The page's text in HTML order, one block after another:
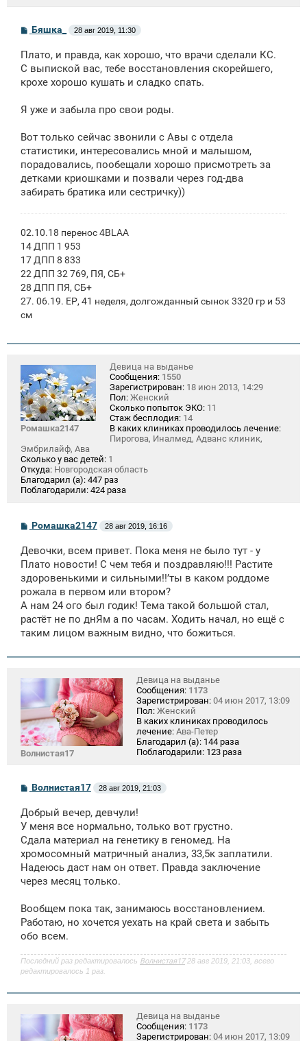
С
о
б
щ
н
Бяшка_ 28 авг 2019, 11:30
Плато, и правда, как хорошо, что врачи сделали КС.
С выпиской вас, тебе восстановления скорейшего,
крохе хорошо кушать и сладко спать.
Я уже и забыла про свои роды.
Вот только сейчас звонили с Авы с отдела
статистики, интересовались мной и малышом,
порадовались, пообещали хорошо присмотреть за
детками криошками и позвали через год-два
забирать братика или сестричку))
02.10.18 перенос 4BLAA
14 ДПП 1 953
17 ДПП 8 833
22 ДПП 32 769, ПЯ, СБ+
28 ДПП ПЯ, СБ+
27. 06.19. ЕР, 41 неделя, долгожданный сынок 3320 гр и 53
см
Ромашка2147
Девица на выданье
Сообщения: 1550
Зарегистрирован: 18 июн 2013, 14:29
Пол: Женский
Сколько попыток ЭКО: 11
Стаж бесплодия: 14
В каких клиниках проводилось лечение:
Пирогова, Иналмед, Адванс клиник,
Эмбрилайф, Ава
Сколько у вас детей: 1
Откуда: Новгородская область
Благодарил (а): 447 раз
Поблагодарили: 424 раза
С
о
б
щ
н
и
Ромашка2147 28 авг 2019, 16:16
Девочки, всем привет. Пока меня не было тут - у
Плато новости! С чем тебя и поздравляю!!! Растите
здоровенькими и сильными!!’ты в каком роддоме
рожала в первом или втором?
А нам 24 ого был годик! Тема такой большой стал,
растёт не по днЯм а по часам. Ходить начал, но ещё с
таким лицом важным видно, что божиться.
Волнистая17
Девица на выданье
Сообщения: 1173
Зарегистрирован: 04 июн 2017, 13:09
Пол: Женский
В каких клиниках проводилось
лечение: Ава-Петер
Благодарил (а): 144 раза
Поблагодарили: 123 раза
С
о
б
щ
н
и
Волнистая17 28 авг 2019, 21:03
Добрый вечер, девчули!
У меня все нормально, только вот грустно.
Сдала материал на генетику в геномед. На
хромосомный матричный анализ, 33,5к заплатили.
Надеюсь даст нам он ответ. Правда заключение
через месяц только.
Вообщем пока так, занимаюсь восстановлением.
Работаю, но хочется уехать на край света и забыть
обо всем.
Последний раз редактировалось Волнистая1728 авг 2019, 21:03, всего
редактировалось 1 раз.
Девица на выданье
Сообщения: 1173
Зарегистрирован: 04 июн 2017, 13:09